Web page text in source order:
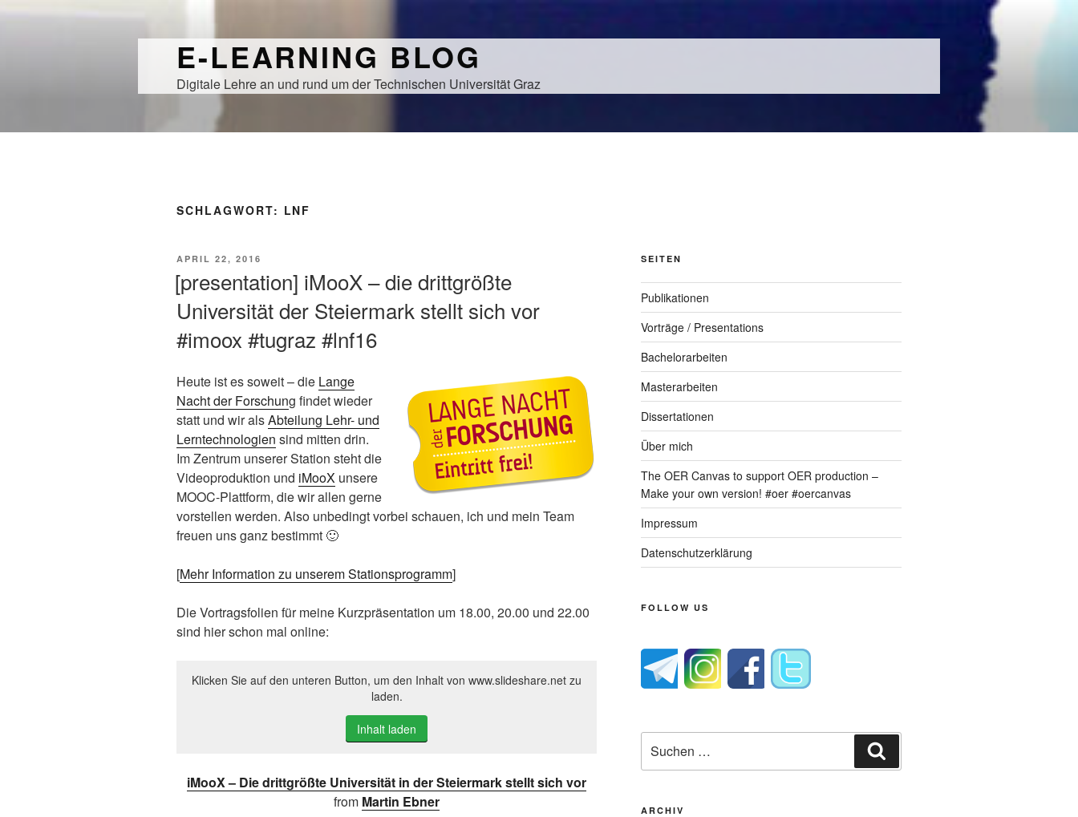
E-LEARNING BLOG
Digitale Lehre an und rund um der Technischen Universität Graz
SCHLAGWORT: LNF
VERÖFFENTLICHT
APRIL 22, 2016
[presentation] iMooX – die drittgrößte
Universität der Steiermark stellt sich vor
#imoox #tugraz #lnf16
Heute ist es soweit – die Lange
Nacht der Forschung findet wieder
statt und wir alsAbteilung Lehr- und
Lerntechnologien sind mitten drin.
Im Zentrum unserer Station steht die
Videoproduktion und iMooX unsere
MOOC-Plattform, die wir allen gerne
vorstellen werden. Also unbedingt vorbei schauen, ich und mein Team
freuen uns ganz bestimmt 🙂
[Mehr Information zu unserem Stationsprogramm]
Die Vortragsfolien für meine Kurzpräsentation um 18.00, 20.00 und 22.00
sind hier schon mal online:
Klicken Sie auf den unteren Button, um den Inhalt von www.slideshare.net zu
laden.
Inhalt laden
iMooX – Die drittgrößte Universität in der Steiermark stellt sich vor
from Martin Ebner
SEITEN
Publikationen
Vorträge / Presentations
Bachelorarbeiten
Masterarbeiten
Dissertationen
Über mich
The OER Canvas to support OER production –
Make your own version! #oer #oercanvas
Impressum
Datenschutzerklärung
FOLLOW US
nach:
ARCHIV